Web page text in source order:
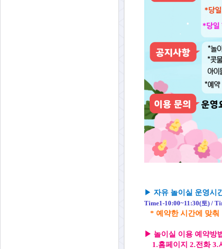
▶ 자유 놀이실 운영시
Time1-10:00~11:30(토) /
* 예약한 시간에 맞춰
▶ 놀이실 이용 예약방
1.홈페이지 2.전화 3.